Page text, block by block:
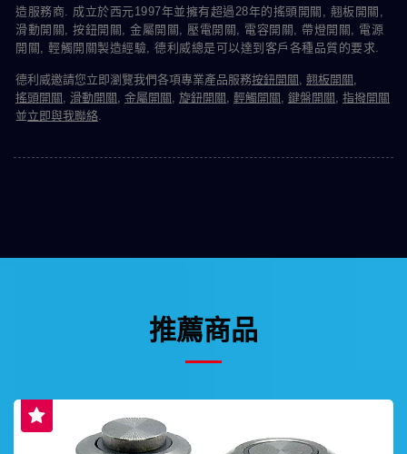
造服務商. 成立於西元1997年並擁有超過28年的搖頭開關, 翹板開關,
滑動開關, 按鈕開關, 金屬開關, 壓電開關, 電容開關, 帶燈開關, 電源
開關, 輕觸開關製造經驗, 德利威總是可以達到客戶各種品質的要求.
德利威邀請您立即瀏覽我們各項專業產品服務按鈕開關 , 翹板開關 ,
搖頭開關 , 滑動開關 , 金屬開關 , 旋鈕開關 , 輕觸開關 , 鍵盤開關 , 指撥開關
並立即與我聯絡.
推薦商品